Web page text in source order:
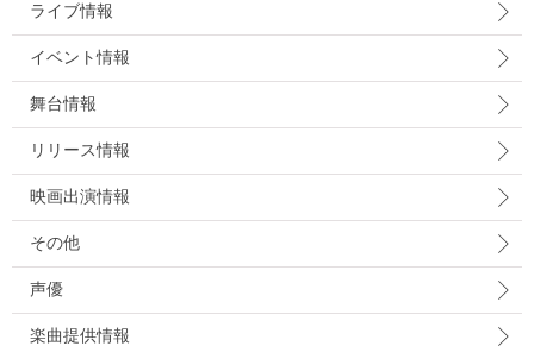
ライブ情報
イベント情報
舞台情報
リリース情報
映画出演情報
その他
声優
楽曲提供情報